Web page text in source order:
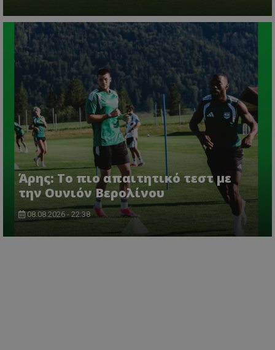
Άρης: Το πιο απαιτητικό τεστ με
την Ουνιόν Βερολίνου
08.08.2026 - 22:38